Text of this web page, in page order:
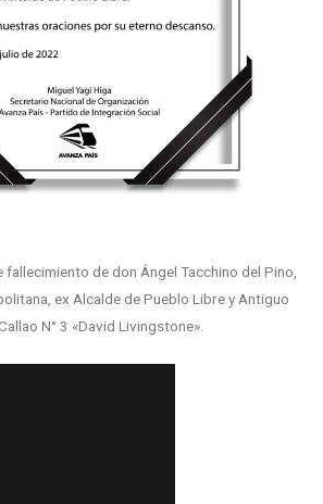
fallecimiento de don Ángel Tacchino del Pino,
ex Alcalde de Pueblo Libre y Antiguo
N° 3 «David Livingstone».